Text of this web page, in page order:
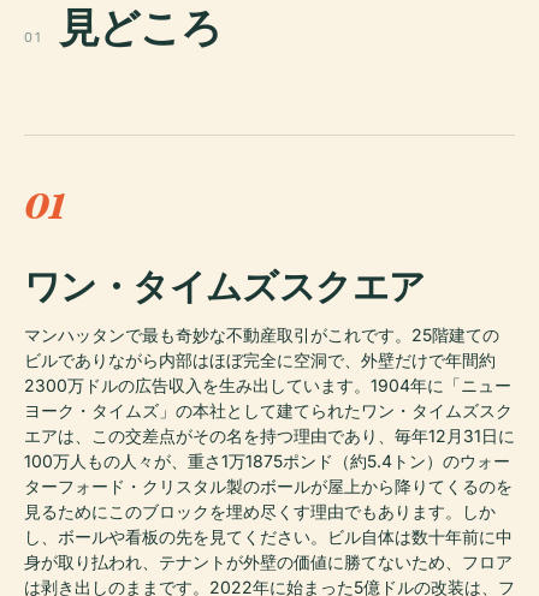
01 見どころ
01
ワン・タイムズスクエア
マンハッタンで最も奇妙な不動産取引がこれです。25階建ての
ビルでありながら内部はほぼ完全に空洞で、外壁だけで年間約
2300万ドルの広告収入を生み出しています。1904年に「ニュー
ヨーク・タイムズ」の本社として建てられたワン・タイムズスク
エアは、この交差点がその名を持つ理由であり、毎年12月31日に
100万人もの人々が、重さ1万1875ポンド（約5.4トン）のウォー
ターフォード・クリスタル製のボールが屋上から降りてくるのを
見るためにこのブロックを埋め尽くす理由でもあります。しか
し、ボールや看板の先を見てください。ビル自体は数十年前に中
身が取り払われ、テナントが外壁の価値に勝てないため、フロア
は剥き出しのままです。2022年に始まった5億ドルの改装は、フ